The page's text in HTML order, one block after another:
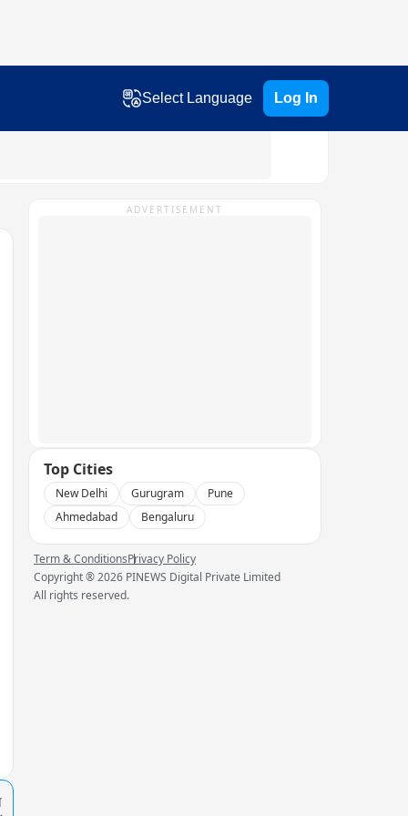
Select Language Log In
ADVERTISEMENT
Top Cities
New Delhi Gurugram
Pune
Ahmedabad
Bengaluru
Term & ConditionsPrivacy Policy
Copyright ®2026 PINEWS Digital Private Limited
All rights reserved.